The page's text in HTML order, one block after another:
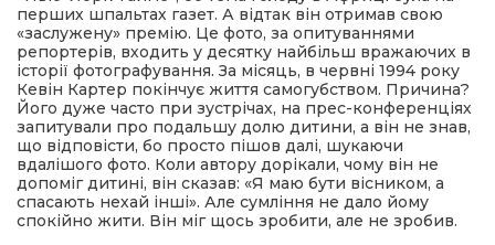
перших шпальтах газет. А відтак він отримав свою
«заслужену» премію. Це фото, за опитуваннями
репортерів, входить у десятку найбільш вражаючих в
історії фотографування. За місяць, в червні 1994 року
Кевін Картер покінчує життя самогубством. Причина?
Його дуже часто при зустрічах, на прес-конференціях
запитували про подальшу долю дитини, а він не знав,
що відповісти, бо просто пішов далі, шукаючи
вдалішого фото. Коли автору дорікали, чому він не
допоміг дитині, він сказав: «Я маю бути вісником, а
спасають нехай інші». Але сумління не дало йому
спокійно жити. Він міг щось зробити, але не зробив.